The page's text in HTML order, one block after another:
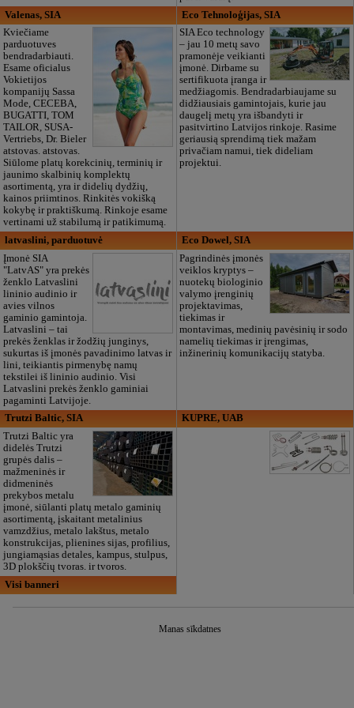
Valenas, SIA
Kviečiame
parduotuves
bendradarbiauti.
Esame oficialus
Vokietijos
kompanijų Sassa
Mode, CECEBA,
BUGATTI, TOM
TAILOR, SUSA-
Vertriebs, Dr. Bieler
atstovas. atstovas.
Siūlome platų korekcinių, terminių ir
jaunimo skalbinių komplektų
asortimentą, yra ir didelių dydžių,
kainos priimtinos. Rinkitės vokišką
kokybę ir praktiškumą. Rinkoje esame
vertinami už stabilumą ir patikimumą.
Eco Tehnoloģijas, SIA
SIA Eco technology
– jau 10 metų savo
pramonėje veikianti
įmonė. Dirbame su
sertifikuota įranga ir
medžiagomis. Bendradarbiaujame su
didžiausiais gamintojais, kurie jau
daugelį metų yra išbandyti ir
pasitvirtino Latvijos rinkoje. Rasime
geriausią sprendimą tiek mažam
privačiam namui, tiek dideliam
projektui.
latvaslini, parduotuvė
Įmonė SIA
"LatvAS" yra prekės
ženklo Latvaslini
lininio audinio ir
avies vilnos
gaminio gamintoja.
Latvaslini – tai
prekės ženklas ir žodžių junginys,
sukurtas iš įmonės pavadinimo latvas ir
lini, teikiantis pirmenybę namų
tekstilei iš lininio audinio. Visi
Latvaslini prekės ženklo gaminiai
pagaminti Latvijoje.
Eco Dowel, SIA
Pagrindinės įmonės
veiklos kryptys –
nuotekų biologinio
valymo įrenginių
projektavimas,
tiekimas ir
montavimas, medinių pavėsinių ir sodo
namelių tiekimas ir įrengimas,
inžinerinių komunikacijų statyba.
Trutzi Baltic, SIA
Trutzi Baltic yra
didelės Trutzi
grupės dalis –
mažmeninės ir
didmeninės
prekybos metalu
įmonė, siūlanti platų metalo gaminių
asortimentą, įskaitant metalinius
vamzdžius, metalo lakštus, metalo
konstrukcijas, plienines sijas, profilius,
jungiamąsias detales, kampus, stulpus,
3D plokščių tvoras. ir tvoros.
KUPRE, UAB
Visi banneri
Manas sīkdatnes